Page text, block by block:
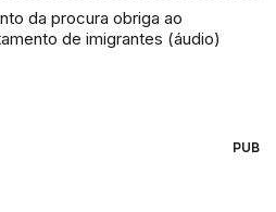
da procura obriga ao
de imigrantes (áudio)
PUB